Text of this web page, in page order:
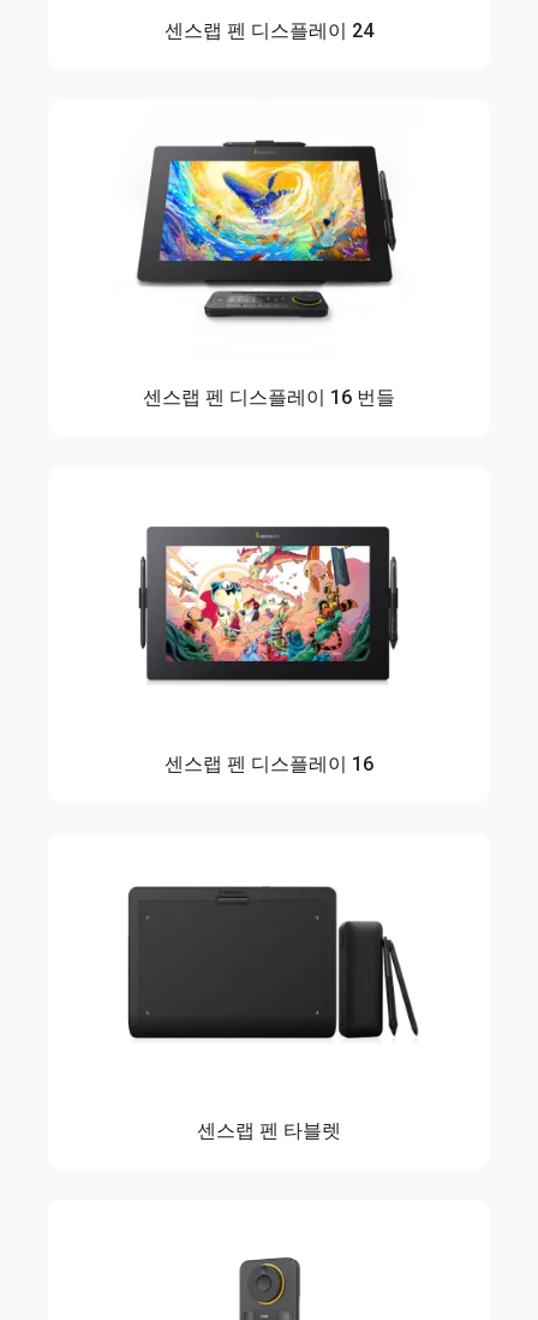
센스랩 펜 디스플레이 24
센스랩 펜 디스플레이 16 번들
센스랩 펜 디스플레이 16
센스랩 펜 타블렛